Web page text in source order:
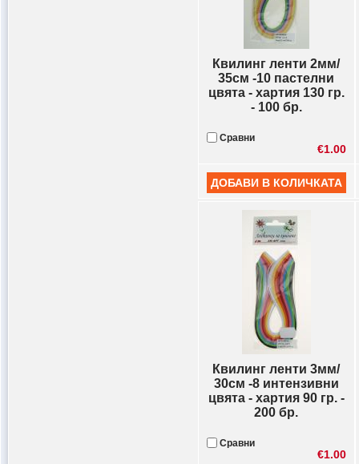
Квилинг ленти 2мм/
35см -10 пастелни
цвята - хартия 130 гр.
- 100 бр.
Сравни
€1.00
Квилинг ленти 3мм/
30см -8 интензивни
цвята - хартия 90 гр. -
200 бр.
Сравни
€1.00